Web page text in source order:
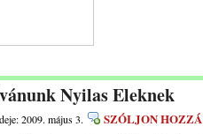
Nyilas Eleknek
2009. május 3. SZÓLJON HOZZÁ